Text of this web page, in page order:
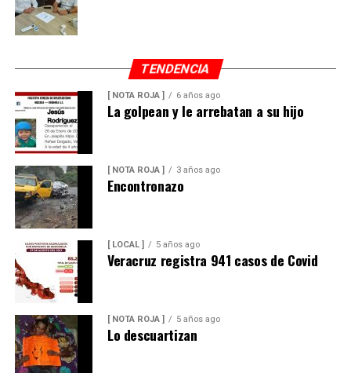
TENDENCIA
[ NOTA ROJA ] 6 años ago
La golpean y le arrebatan a su hijo
[ NOTA ROJA ] 3 años ago
Encontronazo
[ LOCAL ] 5 años ago
Veracruz registra 941 casos de Covid
[ NOTA ROJA ] 5 años ago
Lo descuartizan